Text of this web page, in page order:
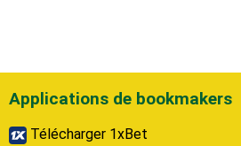
Applications de bookmakers
Télécharger 1xBet